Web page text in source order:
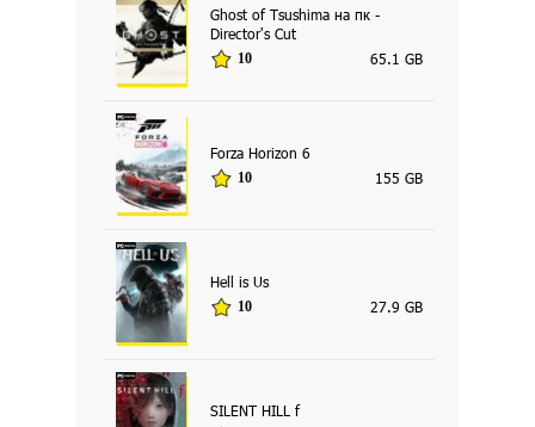
Ghost of Tsushima на пк -
Director's Cut
10 65.1 GB
Forza Horizon 6
10 155 GB
Hell is Us
10 27.9 GB
SILENT HILL f